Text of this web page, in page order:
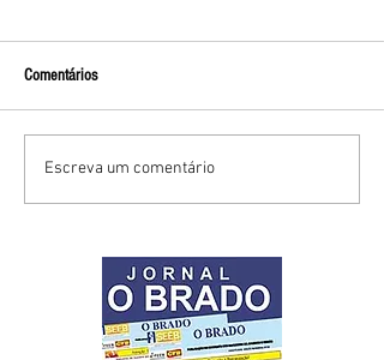
Comentários
Escreva um comentário